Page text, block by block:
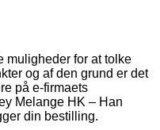
muligheder for at tolke
og af den grund er det
på e-firmaets
Melange HK – Han
din bestilling.